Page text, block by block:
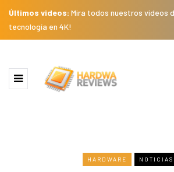
Últimos videos: Mira todos nuestros videos
tecnología en 4K!
HARDWARE NOTICIAS